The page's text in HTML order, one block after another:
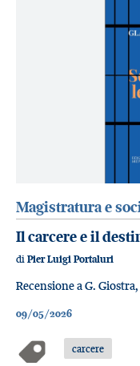
Magistratura e
Il carcere e il
di Pier Luigi Portaluri
Recensione a G. Giostra,
09/05/2026
carcere